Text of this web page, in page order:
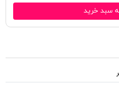
سبد خرید